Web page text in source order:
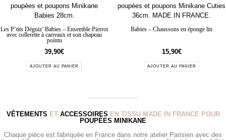
Les P’tits Déguiz’ Babies – Ensemble Pierrot
avec collerette à carreaux et son chapeau
pointu
39,90€
AJOUTER AU PANIER
Babies – Chaussons en éponge lin
15,90€
AJOUTER AU PANIER
VÊTEMENTS ET ACCESSOIRES EN TISSU MADE IN FRANCE POUR
POUPÉES MINIKANE
Chaque pièce est fabriquée en France dans notre atelier Parisien avec des